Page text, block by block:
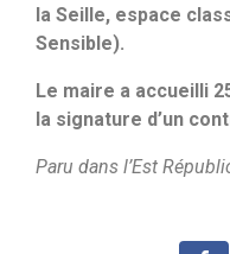
la Seille, espace
Sensible).
Le maire a accueilli
la signature d’un
Paru dans l’Est